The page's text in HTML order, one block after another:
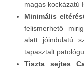
magas kockázatú
Minimális
felismerhető
alatt jóindulatú
tapasztalt
Tiszta sejtes